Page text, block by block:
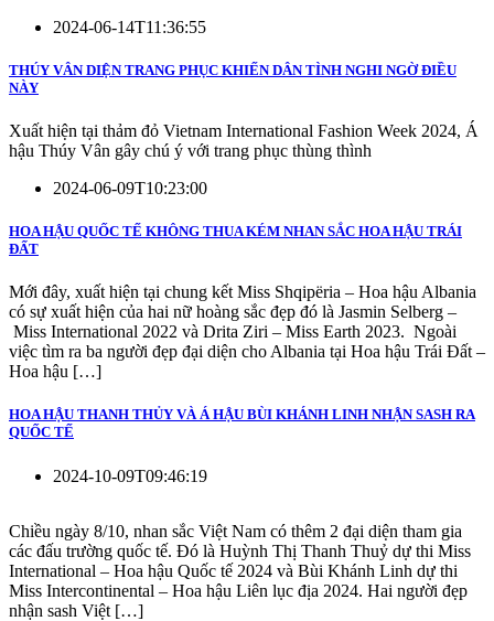
2024-06-14T11:36:55
THÚY VÂN DIỆN TRANG PHỤC KHIẾN DÂN TÌNH NGHI NGỜ ĐIỀU
NÀY
Xuất hiện tại thảm đỏ Vietnam International Fashion Week 2024, Á
hậu Thúy Vân gây chú ý với trang phục thùng thình
2024-06-09T10:23:00
HOA HẬU QUỐC TẾ KHÔNG THUA KÉM NHAN SẮC HOA HẬU TRÁI
ĐẤT
Mới đây, xuất hiện tại chung kết Miss Shqipëria – Hoa hậu Albania
có sự xuất hiện của hai nữ hoàng sắc đẹp đó là Jasmin Selberg –
Miss International 2022 và Drita Ziri – Miss Earth 2023. Ngoài
việc tìm ra ba người đẹp đại diện cho Albania tại Hoa hậu Trái Đất –
Hoa hậu […]
HOA HẬU THANH THỦY VÀ Á HẬU BÙI KHÁNH LINH NHẬN SASH RA
QUỐC TẾ
2024-10-09T09:46:19
Chiều ngày 8/10, nhan sắc Việt Nam có thêm 2 đại diện tham gia
các đấu trường quốc tế. Đó là Huỳnh Thị Thanh Thuỷ dự thi Miss
International – Hoa hậu Quốc tế 2024 và Bùi Khánh Linh dự thi
Miss Intercontinental – Hoa hậu Liên lục địa 2024. Hai người đẹp
nhận sash Việt […]